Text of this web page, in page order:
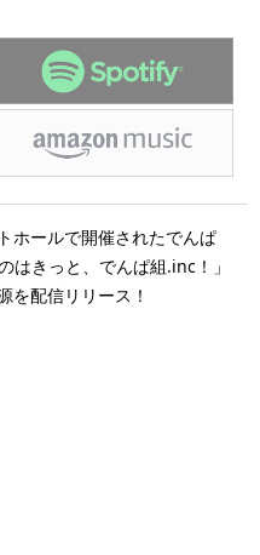
ホールで開催されたでんぱ
はきっと、でんぱ組.inc！」
を配信リリース！